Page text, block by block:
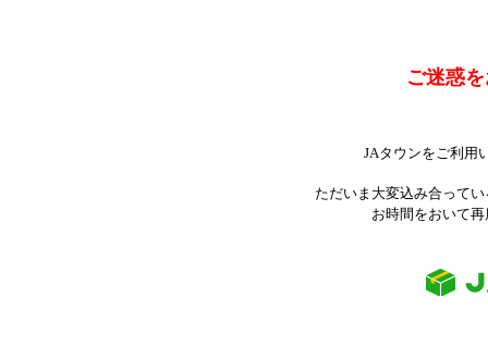
ご迷惑
JAタウンをご利用
ただいま大変込み合って
お時間をおいて